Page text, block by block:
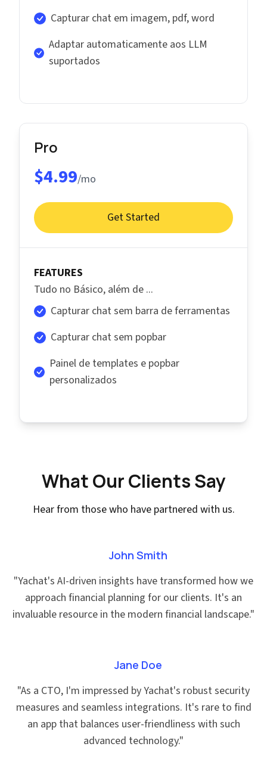
Capturar chat em imagem, pdf, word
Adaptar automaticamente aos LLM
suportados
Pro
$4.99/mo
Get Started
FEATURES
Tudo no Básico, além de ...
Capturar chat sem barra de ferramentas
Capturar chat sem popbar
Painel de templates e popbar
personalizados
What Our Clients Say
Hear from those who have partnered with us.
John Smith
"Yachat's AI-driven insights have transformed how we
approach financial planning for our clients. It's an
invaluable resource in the modern financial landscape."
Jane Doe
"As a CTO, I'm impressed by Yachat's robust security
measures and seamless integrations. It's rare to find
an app that balances user-friendliness with such
advanced technology."